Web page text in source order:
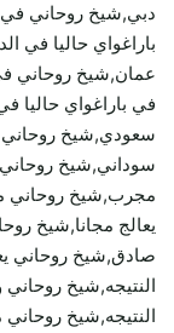
دبي,شيخ روحاني في
باراغواي حاليا في
عمان,شيخ روحاني
في باراغواي حاليا
سعودي,شيخ
سوداني,شيخ
مجرب,شيخ روحاني
يعالج مجانا,شيخ
صادق,شيخ روحاني
النتيجه,شيخ
النتيجه,شيخ